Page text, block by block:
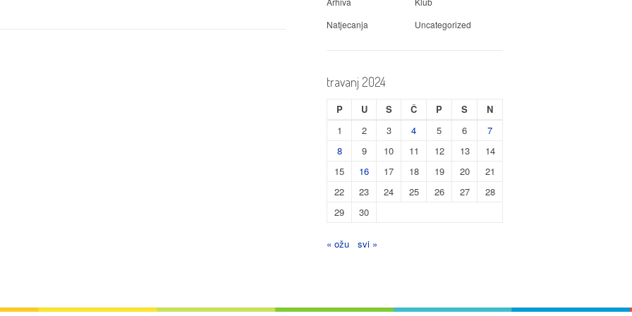
Natjecanja
Uncategorized
travanj 2024
P U S Č P S
N
1
2 3 4 5 6
7
8
9 10 11 12 13
14
15
16 17 18 19 20
21
22
23 24 25 26 27
28
29
30
« ožu svi »